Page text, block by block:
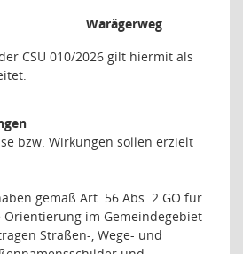
Warägerweg.
CSU 010/2026 gilt hiermit als
bzw. Wirkungen sollen erzielt
gemäß Art. 56 Abs. 2 GO für
Orientierung im Gemeindegebiet
Straßen-, Wege- und